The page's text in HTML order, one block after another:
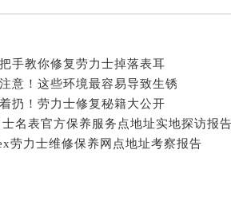
手教你修复劳力士掉落表耳
意！这些环境最容易导致生锈
扔！劳力士修复秘籍大公开
名表官方保养服务点地址实地探访报
劳力士维修保养网点地址考察报告